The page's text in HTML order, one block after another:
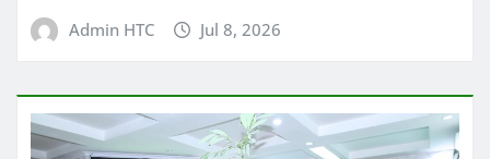
Admin HTC Jul 8, 2026